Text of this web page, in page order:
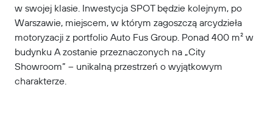
w swojej klasie. Inwestycja SPOT będzie kolejnym, po
Warszawie, miejscem, w którym zagoszczą arcydzieła
motoryzacji z portfolio Auto Fus Group. Ponad 400 m² w
budynku A zostanie przeznaczonych na „City
Showroom” – unikalną przestrzeń o wyjątkowym
charakterze.